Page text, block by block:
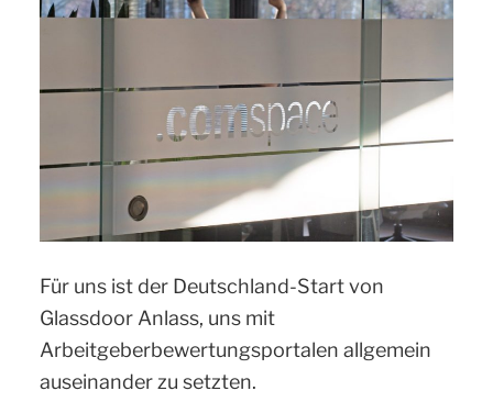
Für uns ist der Deutschland-Start von
Glassdoor Anlass, uns mit
Arbeitgeberbewertungsportalen allgemein
auseinander zu setzten.